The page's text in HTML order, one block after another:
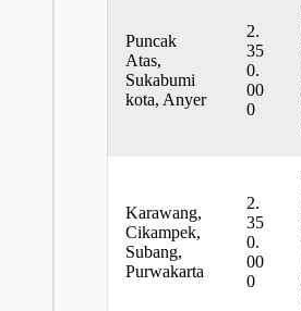
Puncak
Atas,
Sukabumi
kota, Anyer
2.
35
0.
00
0
Karawang,
Cikampek,
Subang,
Purwakarta
2.
35
0.
00
0